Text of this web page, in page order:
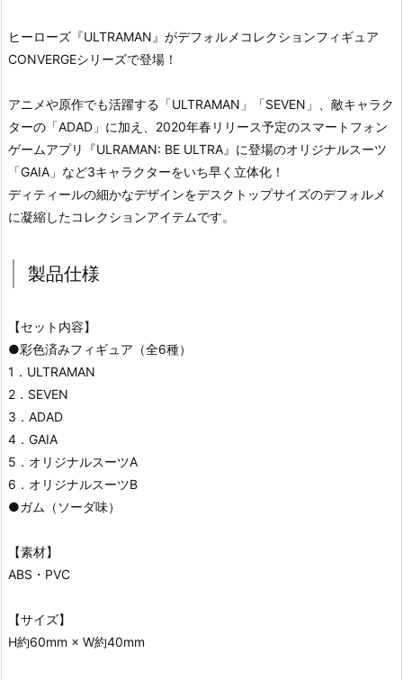
ヒーローズ『ULTRAMAN』がデフォルメコレクションフィギュア
CONVERGEシリーズで登場！
アニメや原作でも活躍する「ULTRAMAN」「SEVEN」、敵キャラク
ターの「ADAD」に加え、2020年春リリース予定のスマートフォン
ゲームアプリ『ULRAMAN: BE ULTRA』に登場のオリジナルスーツ
「GAIA」など3キャラクターをいち早く立体化！
ディティールの細かなデザインをデスクトップサイズのデフォルメ
に凝縮したコレクションアイテムです。
製品仕様
【セット内容】
●彩色済みフィギュア（全6種）
1．ULTRAMAN
2．SEVEN
3．ADAD
4．GAIA
5．オリジナルスーツA
6．オリジナルスーツB
●ガム（ソーダ味）
【素材】
ABS・PVC
【サイズ】
H約60mm × W約40mm